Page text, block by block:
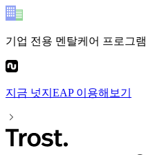
기업 전용 멘탈케어 프로그램
지금 넛지EAP이용해보기